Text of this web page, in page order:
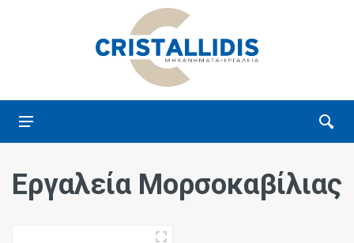
Εργαλεία Μορσοκαβίλιας